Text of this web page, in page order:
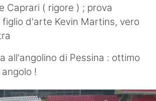
Caprari ( rigore ) ; prova
d'arte Kevin Martins, vero
all'angolino di Pessina : ottimo
!